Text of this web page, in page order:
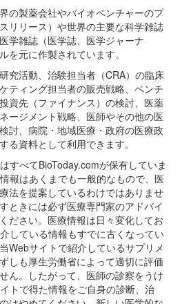
の製薬会社やバイオベンチャーのプ
リリース）や世界の主要な科学雑誌
学雑誌（医学誌、医学ジャーナ
を元に作製されています。
究活動、治験担当者（CRA）の臨床
ティング担当者の販売戦略、ベンチ
資先（ファイナンス）の検討、医薬
ージメント戦略、医師やその他の医
討、病院・地域医療・政府の医療政
る資料として利用できます。
すべてBioToday.comが保有していま
報はあくまでも一般的なもので、医
法を提案しているわけではありませ
ときには必ず医療専門家のアドバイ
ださい。医療情報は日々変化してお
している情報もすでに古くなってい
Webサイトで紹介しているサプリメ
しも厚生労働省によって適切に評価
ん。したがって、医師の診察をうけ
トで得た情報をご自身の診断、治